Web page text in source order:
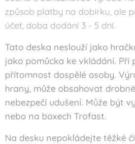
způsob platby na dobírku, ale
účet, doba dodání 3 - 5 dní.
Tato deska neslouží jako
jako pomůcka ke vkládání. Při
přítomnost dospělé osoby.
hrany, může obsahovat
nebezpečí udušení. Může být
nebo na boxech Trofast.
Na desku nepokládejte těžké